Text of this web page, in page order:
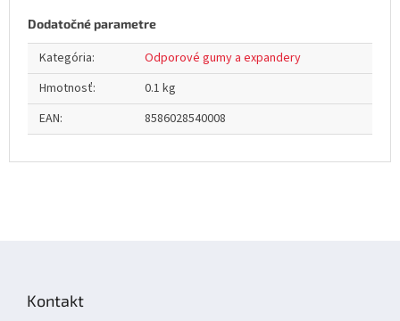
Dodatočné parametre
Kategória:
Odporové gumy a expandery
Hmotnosť:
0.1 kg
EAN: 8586028540008
Kontakt